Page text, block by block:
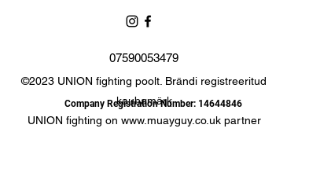
07590053479
©2023 UNION fighting poolt. Brändi registreeritud
kaubamärk
UNION fighting on www.muayguy.co.ukpartner
Company Registration Number: 14644846